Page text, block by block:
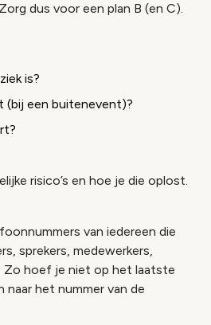
dus voor een plan B (en C).
is?
(bij een buitenevent)?
risico’s en hoe je die oplost.
van iedereen die
sprekers, medewerkers,
Zo hoef je niet op het laatste
het nummer van de